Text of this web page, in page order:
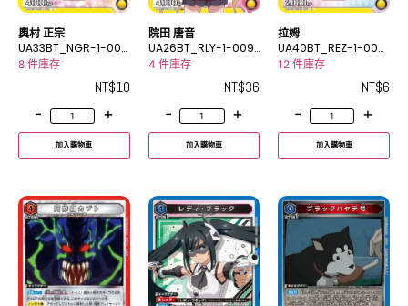
奧村 正宗
UA33BT_NGR-1-006
U
8 件庫存
NT$10
-
+
加入購物車
院田 唐音
UA26BT_RLY-1-009
SR
4 件庫存
NT$36
-
+
加入購物車
拉姆
UA40BT_REZ-1-007
C
12 件庫存
NT$6
-
+
加入購物車